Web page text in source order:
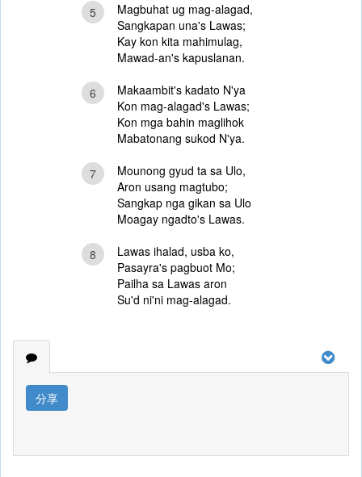
5
Magbuhat ug mag-alagad,
Sangkapan una's Lawas;
Kay kon kita mahimulag,
Mawad-an's kapuslanan.
6
Makaambit's kadato N'ya
Kon mag-alagad's Lawas;
Kon mga bahin maglihok
Mabatonang sukod N'ya.
7
Mounong gyud ta sa Ulo,
Aron usang magtubo;
Sangkap nga gikan sa Ulo
Moagay ngadto's Lawas.
8
Lawas ihalad, usba ko,
Pasayra's pagbuot Mo;
Pailha sa Lawas aron
Su'd ni'ni mag-alagad.
分享